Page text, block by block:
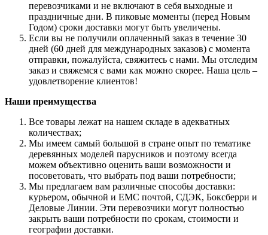
перевозчиками и не включают в себя выходные и
праздничные дни. В пиковые моменты (перед Новым
Годом) сроки доставки могут быть увеличены.
Если вы не получили оплаченный заказ в течение 30
дней (60 дней для международных заказов) с момента
отправки, пожалуйста, свяжитесь с нами. Мы отследим
заказ и свяжемся с вами как можно скорее. Наша цель –
удовлетворение клиентов!
Наши преимущества
Все товары лежат на нашем складе в адекватных
количествах;
Мы имеем самый большой в стране опыт по тематике
деревянных моделей парусников и поэтому всегда
можем объективно оценить ваши возможности и
посоветовать, что выбрать под ваши потребности;
Мы предлагаем вам различные способы доставки:
курьером, обычной и ЕМС почтой, СДЭК, Боксберри и
Деловые Линии. Эти перевозчики могут полностью
закрыть ваши потребности по срокам, стоимости и
географии доставки.